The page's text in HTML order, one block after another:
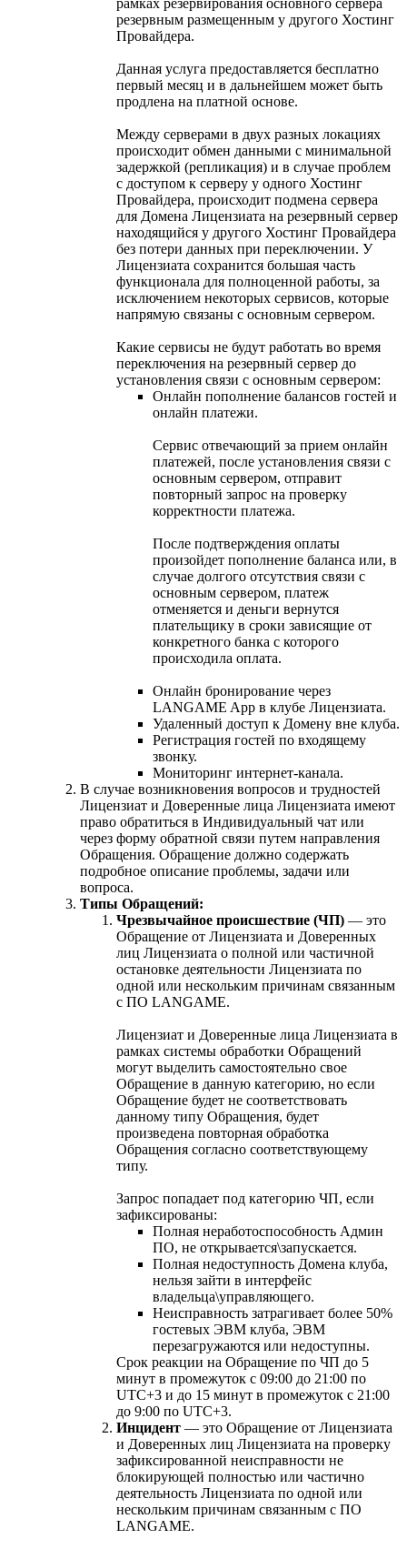
резервным размещенным у другого Хостинг
Провайдера.
Данная услуга предоставляется бесплатно
первый месяц и в дальнейшем может быть
продлена на платной основе.
Между серверами в двух разных локациях
происходит обмен данными с минимальной
задержкой (репликация) и в случае проблем
с доступом к серверу у одного Хостинг
Провайдера, происходит подмена сервера
для Домена Лицензиата на резервный сервер
находящийся у другого Хостинг Провайдера
без потери данных при переключении. У
Лицензиата сохранится большая часть
функционала для полноценной работы, за
исключением некоторых сервисов, которые
напрямую связаны с основным сервером.
Какие сервисы не будут работать во время
переключения на резервный сервер до
установления связи с основным сервером:
Онлайн пополнение балансов гостей и
онлайн платежи.
Сервис отвечающий за прием онлайн
платежей, после установления связи с
основным сервером, отправит
повторный запрос на проверку
корректности платежа.
После подтверждения оплаты
произойдет пополнение баланса или, в
случае долгого отсутствия связи с
основным сервером, платеж
отменяется и деньги вернутся
плательщику в сроки зависящие от
конкретного банка с которого
происходила оплата.
Онлайн бронирование через
LANGAME App в клубе Лицензиата.
Удаленный доступ к Домену вне клуба.
Регистрация гостей по входящему
звонку.
Мониторинг интернет-канала.
В случае возникновения вопросов и трудностей
Лицензиат и Доверенные лица Лицензиата имеют
право обратиться в Индивидуальный чат или
через форму обратной связи путем направления
Обращения. Обращение должно содержать
подробное описание проблемы, задачи или
вопроса.
Типы Обращений:
Чрезвычайное происшествие (ЧП) — это
Обращение от Лицензиата и Доверенных
лиц Лицензиата о полной или частичной
остановке деятельности Лицензиата по
одной или нескольким причинам связанным
с ПО LANGAME.
Лицензиат и Доверенные лица Лицензиата в
рамках системы обработки Обращений
могут выделить самостоятельно свое
Обращение в данную категорию, но если
Обращение будет не соответствовать
данному типу Обращения, будет
произведена повторная обработка
Обращения согласно соответствующему
типу.
Запрос попадает под категорию ЧП, если
зафиксированы:
Полная неработоспособность Админ
ПО, не открывается\запускается.
Полная недоступность Домена клуба,
нельзя зайти в интерфейс
владельца\управляющего.
Неисправность затрагивает более 50%
гостевых ЭВМ клуба, ЭВМ
перезагружаются или недоступны.
Срок реакции на Обращение по ЧП до 5
минут в промежуток с 09:00 до 21:00 по
UTC+3 и до 15 минут в промежуток с 21:00
до 9:00 по UTC+3.
Инцидент — это Обращение от Лицензиата
и Доверенных лиц Лицензиата на проверку
зафиксированной неисправности не
блокирующей полностью или частично
деятельность Лицензиата по одной или
нескольким причинам связанным с ПО
LANGAME.